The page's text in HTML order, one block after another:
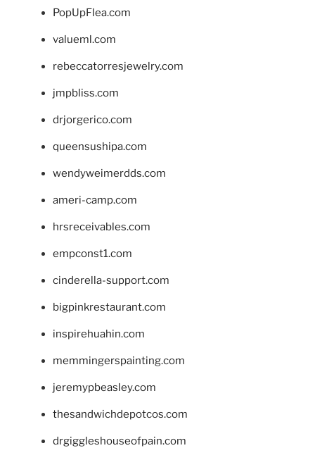
PopUpFlea.com
valueml.com
rebeccatorresjewelry.com
jmpbliss.com
drjorgerico.com
queensushipa.com
wendyweimerdds.com
ameri-camp.com
hrsreceivables.com
empconst1.com
cinderella-support.com
bigpinkrestaurant.com
inspirehuahin.com
memmingerspainting.com
jeremypbeasley.com
thesandwichdepotcos.com
drgiggleshouseofpain.com